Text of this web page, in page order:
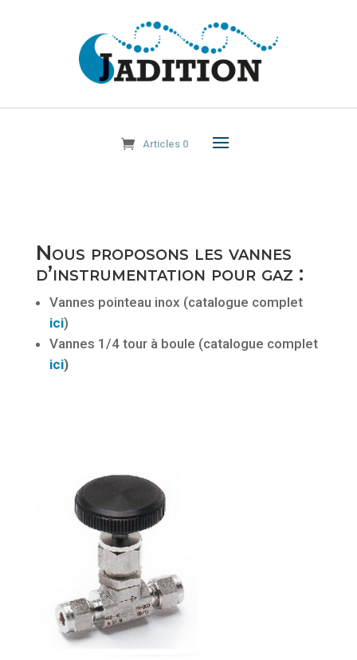
Articles 0
Nous proposons les vannes
d’instrumentation pour gaz :
Vannes pointeau inox (catalogue complet
ici)
Vannes 1/4 tour à boule (catalogue complet
ici)